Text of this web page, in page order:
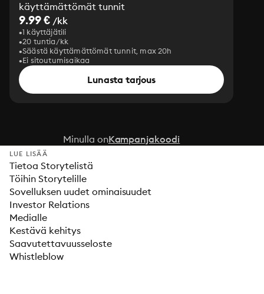
käyttämättömät tunnit
9.99 € /kk
1 käyttäjätili
20 tuntia/kk
Säästä käyttämättömät tunnit, max 20h
Ei sitoutumisaikaa
Lunasta tarjous
Minulla onKampanjakoodi
LUE LISÄÄ
Tietoa Storytelistä
Töihin Storytelille
Sovelluksen uudet ominaisuudet
Investor Relations
Medialle
Kestävä kehitys
Saavutettavuusseloste
Whistleblow